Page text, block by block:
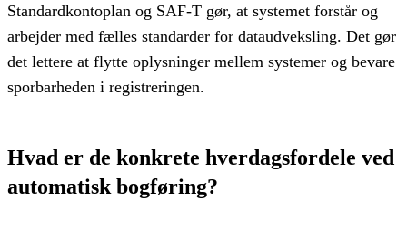
Standardkontoplan og SAF-T gør, at systemet forstår og
arbejder med fælles standarder for dataudveksling. Det gør
det lettere at flytte oplysninger mellem systemer og bevare
sporbarheden i registreringen.
Hvad er de konkrete hverdagsfordele ved
automatisk bogføring?